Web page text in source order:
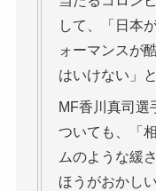
して、「日本
ォーマンスが
はいけない」
MF香川真司選
ついても、「
ムのような緩
ほうがおかし